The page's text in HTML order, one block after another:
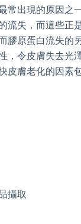
常出現的原因之
流失，而這些正
膠原蛋白流失的
，令皮膚失去光
皮膚老化的因素
攝取